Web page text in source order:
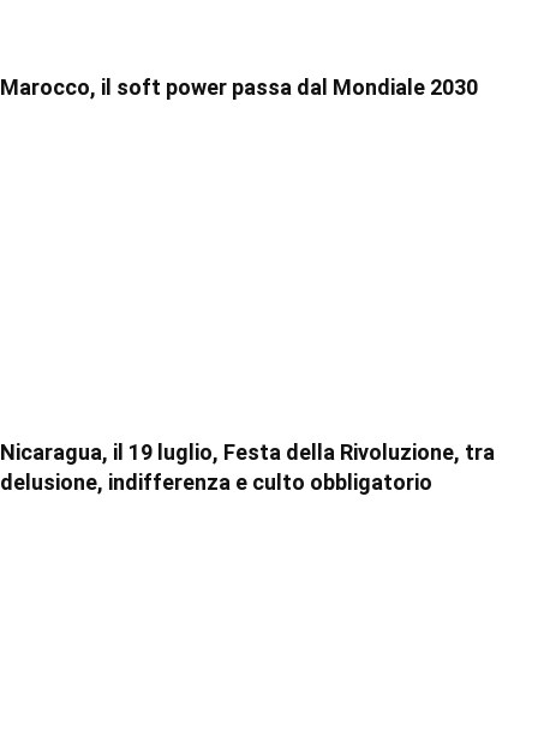
Marocco, il soft power passa dal Mondiale 2030
Nicaragua, il 19 luglio, Festa della Rivoluzione, tra
delusione, indifferenza e culto obbligatorio